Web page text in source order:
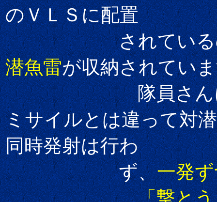
のＶＬＳに配置
されているので
潜魚雷が収納されてい
隊員さんにお話
ミサイルとは違って対
同時発射は行わ
ず、一発